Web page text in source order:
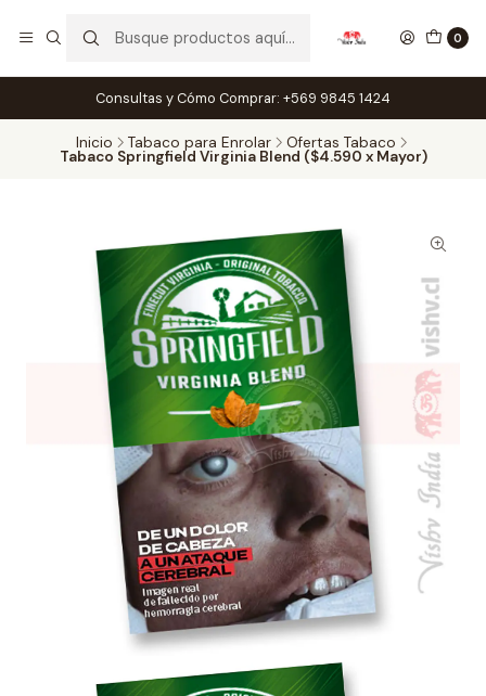
0
Consultas y Cómo Comprar: +569 9845 1424
Inicio Tabaco para Enrolar Ofertas Tabaco
Tabaco Springfield Virginia Blend ($4.590 x Mayor)